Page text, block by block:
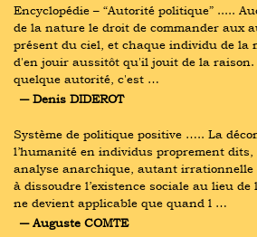
Encyclopédie – “Autorité politique” .....
de la nature le droit de commander aux
présent du ciel, et chaque individu de la
d'en jouir aussitôt qu'il jouit de la
quelque autorité, c'est …
― Denis DIDEROT
Système de politique positive ….. La
l’humanité en individus proprement dits,
analyse anarchique, autant irrationnelle
à dissoudre l’existence sociale au lieu de
ne devient applicable que quand l …
― Auguste COMTE